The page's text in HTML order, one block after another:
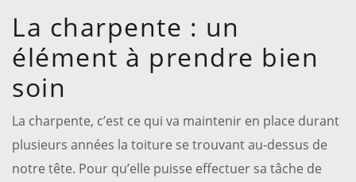
La charpente : un
élément à prendre bien
soin
La charpente, c’est ce qui va maintenir en place durant
plusieurs années la toiture se trouvant au-dessus de
notre tête. Pour qu’elle puisse effectuer sa tâche de